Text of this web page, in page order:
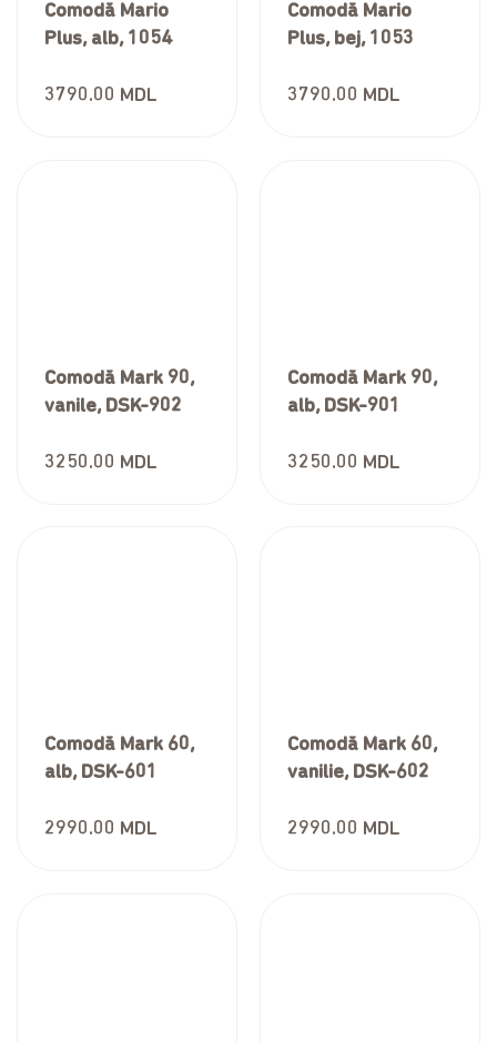
Comodă Mario
Plus, alb, 1054
3790.00 MDL
Comodă Mario
Plus, bej, 1053
3790.00 MDL
Comodă Mark 90,
vanile, DSK-902
3250.00 MDL
Comodă Mark 90,
alb, DSK-901
3250.00 MDL
Comodă Mark 60,
alb, DSK-601
2990.00 MDL
Comodă Mark 60,
vanilie, DSK-602
2990.00 MDL